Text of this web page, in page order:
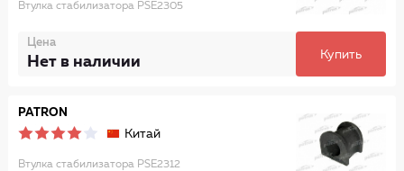
Втулка стабилизатора PSE2305
Цена
Нет в наличии Купить
PATRON
Китай
Втулка стабилизатора PSE2312